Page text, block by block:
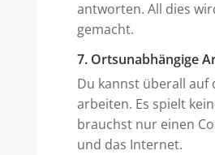
antworten. All dies
gemacht.
7. Ortsunabhängige
Du kannst überall auf
arbeiten. Es spielt
brauchst nur einen
und das Internet.